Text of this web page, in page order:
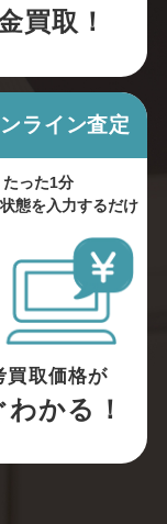
買取！
ライン査定
たった1分
態を入力するだけ
買取価格が
わかる！